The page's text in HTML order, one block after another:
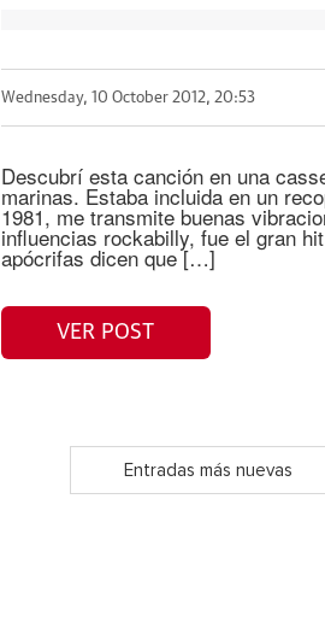
Wednesday, 10 October 2012, 20:53
Descubrí esta canción en una
marinas. Estaba incluida en un
1981, me transmite buenas
influencias rockabilly, fue el gran
apócrifas dicen que […]
VER POST
Entradas más nuevas